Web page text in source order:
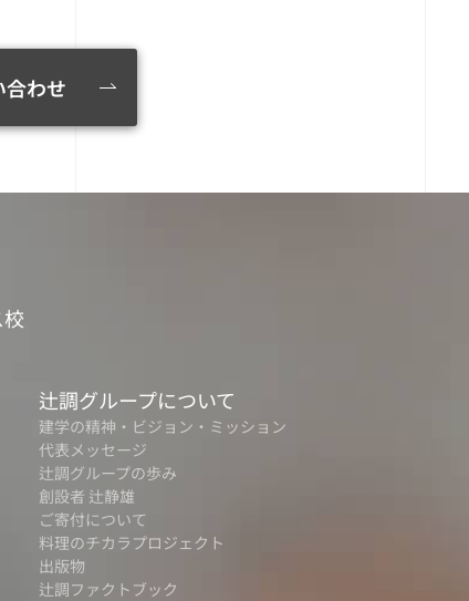
合わせ
辻調グループについて
建学の精神・ビジョン・ミッション
代表メッセージ
辻調グループの歩み
創設者 辻静雄
ご寄付について
料理のチカラプロジェクト
出版物
辻調ファクトブック